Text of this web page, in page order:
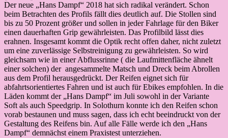
Der neue „Hans Dampf“ 2018 hat sich radikal verändert. Schon
beim Betrachten des Profils fällt dies deutlich auf. Die Stollen sind
bis zu 50 Prozent größer und sollen in jeder Fahrlage für den Biker
einen dauerhaften Grip gewährleisten. Das Profilbild lässt dies
erahnen. Insgesamt kommt die Optik recht offen daher, nicht zuletzt
um eine zuverlässige Selbstreinigung zu gewährleisten. So wird
gleichsam wie in einer Abflussrinne ( die Laufmittenfläche ähnelt
einer solchen) der angesammelte Matsch und Dreck beim Abrollen
aus dem Profil herausgedrückt. Der Reifen eignet sich für
abfahrtsorientiertes Fahren und ist auch für Ebikes empfohlen. In die
Läden kommt der „Hans Dampf“ im Juli sowohl in der Variante
Soft als auch Speedgrip. In Solothurn konnte ich den Reifen schon
vorab bestaunen und muss sagen, dass ich echt beeindruckt von der
Gestaltung des Reifens bin. Auf alle Fälle werde ich den „Hans
Dampf“ demnächst einem Praxistest unterziehen.